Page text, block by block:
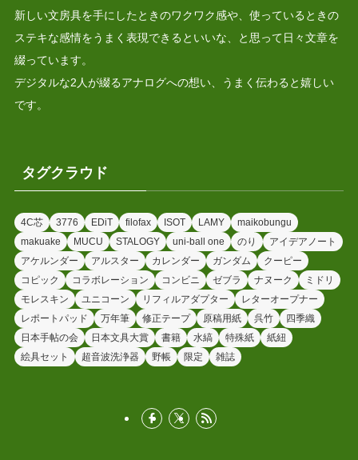
新しい文房具を手にしたときのワクワク感や、使っているときの
ステキな感情をうまく表現できるといいな、と思って日々文章を
綴っています。
デジタルな2人が綴るアナログへの想い、うまく伝わると嬉しい
です。
タグクラウド
4C芯 3776 EDiT filofax ISOT LAMY
maikobungu
makuake
MUCU STALOGY uni-ball one のり
アイデアノート
アケルンダー
アルスター カレンダー ガンダム
クーピー
コピック
コラボレーション コンビニ ゼブラ ナヌーク
ミドリ
モレスキン
ユニコーン リフィルアダプター
レターオープナー
レポートパッド
万年筆 修正テープ 原稿用紙 呉竹
四季織
日本手帖の会
日本文具大賞 書籍 水縞 特殊紙
紙紐
絵具セット
超音波洗浄器 野帳 限定 雑誌